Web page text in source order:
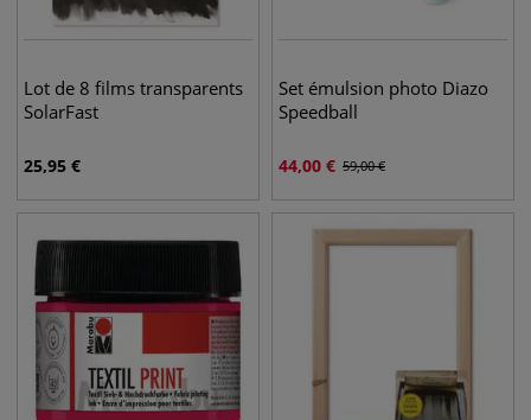
Lot de 8 films transparents
SolarFast
25,95 €
Set émulsion photo Diazo
Speedball
44,00 € 59,00€